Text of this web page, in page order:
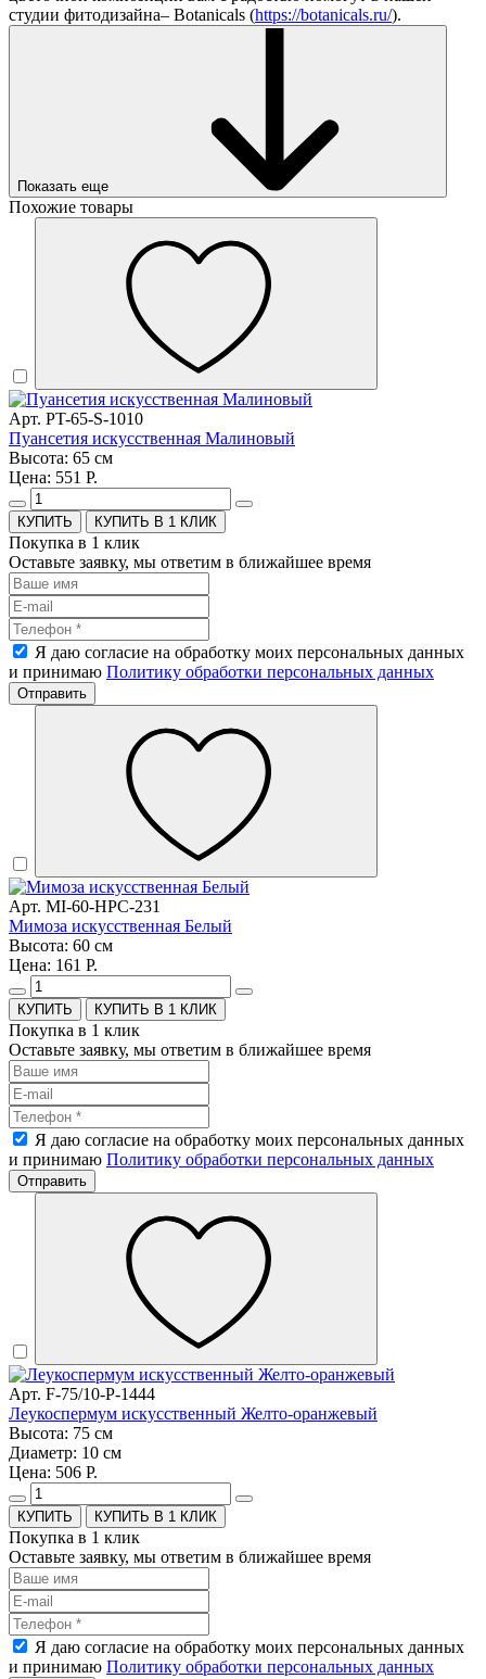
студии фитодизайна– Botanicals (https://botanicals.ru/).
Показать еще
Похожие товары
Арт. PT-65-S-1010
Пуансетия искусственная Малиновый
Высота: 65 см
Цена: 551 Р.
КУПИТЬ В 1 КЛИК
Покупка в 1 клик
Оставьте заявку, мы ответим в ближайшее время
Я даю согласие на обработку моих персональных данных
и принимаю Политику обработки персональных данных
Отправить
Арт. MI-60-HPC-231
Мимоза искусственная Белый
Высота: 60 см
Цена: 161 Р.
КУПИТЬ В 1 КЛИК
Покупка в 1 клик
Оставьте заявку, мы ответим в ближайшее время
Я даю согласие на обработку моих персональных данных
и принимаю Политику обработки персональных данных
Отправить
Арт. F-75/10-P-1444
Леукоспермум искусственный Желто-оранжевый
Высота: 75 см
Диаметр: 10 см
Цена: 506 Р.
КУПИТЬ В 1 КЛИК
Покупка в 1 клик
Оставьте заявку, мы ответим в ближайшее время
Я даю согласие на обработку моих персональных данных
и принимаю Политику обработки персональных данных